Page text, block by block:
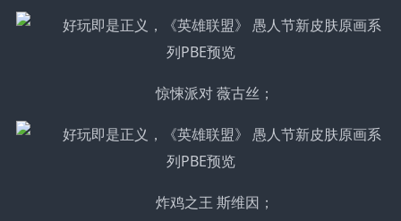
惊悚派对 薇古丝；
炸鸡之王 斯维因；